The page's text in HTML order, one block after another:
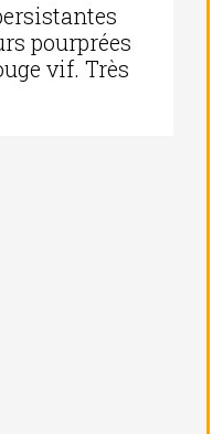
pourprées
vif. Très